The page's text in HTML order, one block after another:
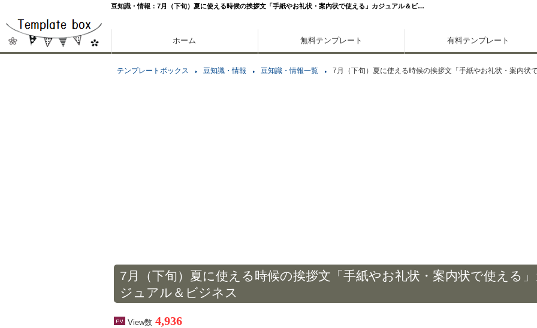
豆知識・情報：7月（下旬）夏に使える時候の挨拶文「手紙やお礼状・案内状で使える」カジュアル＆ビ…
ホーム 無料テンプレート 有料テンプレート
テンプレートボックス 豆知識・情報 豆知識・情報一覧 7月（下旬）夏に使える時候の挨拶文「手紙やお礼状・案内状
7月（下旬）夏に使える時候の挨拶文「手紙やお礼状・案内状で使える
ジュアル＆ビジネス
View数 4,936